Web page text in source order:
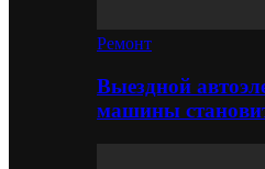
Ремонт
Выездной
машины